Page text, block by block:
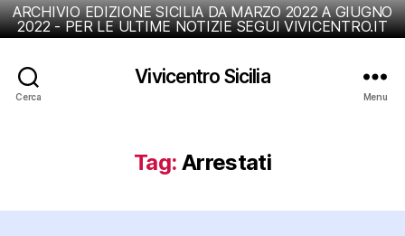
ARCHIVIO EDIZIONE SICILIA DA MARZO 2022 A GIUGNO
2022 - PER LE ULTIME NOTIZIE SEGUI VIVICENTRO.IT
Cerca
Vivicentro Sicilia
Menu
Tag: Arrestati